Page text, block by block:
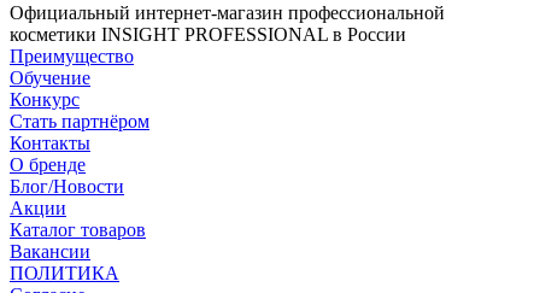
Официальный интернет-магазин профессиональной
косметики INSIGHT PROFESSIONAL в России
Преимущество
Обучение
Конкурс
Стать партнёром
Контакты
О бренде
Блог/Новости
Акции
Каталог товаров
Вакансии
ПОЛИТИКА